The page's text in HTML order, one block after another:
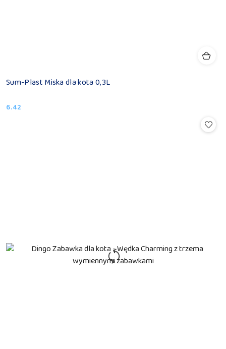
Sum-Plast Miska dla kota 0,3L
Cena:
6.42